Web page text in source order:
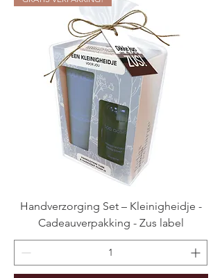
Handverzorging Set – Kleinigheidje -
Cadeauverpakking - Zus label